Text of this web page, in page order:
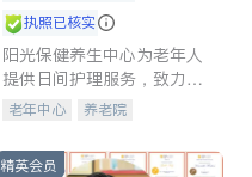
执照已核实
阳光保健养生中心为老年人
提供日间护理服务，致力于
通过持续的护理创新来有效
老年中心 养老院
精英会员